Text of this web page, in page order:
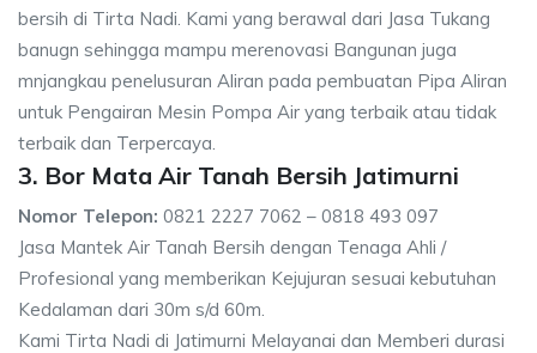
bersih di Tirta Nadi. Kami yang berawal dari Jasa Tukang
banugn sehingga mampu merenovasi Bangunan juga
mnjangkau penelusuran Aliran pada pembuatan Pipa Aliran
untuk Pengairan Mesin Pompa Air yang terbaik atau tidak
terbaik dan Terpercaya.
3. Bor Mata Air Tanah Bersih Jatimurni
Nomor Telepon: 0821 2227 7062 – 0818 493 097
Jasa Mantek Air Tanah Bersih dengan Tenaga Ahli /
Profesional yang memberikan Kejujuran sesuai kebutuhan
Kedalaman dari 30m s/d 60m.
Kami Tirta Nadi di Jatimurni Melayanai dan Memberi durasi